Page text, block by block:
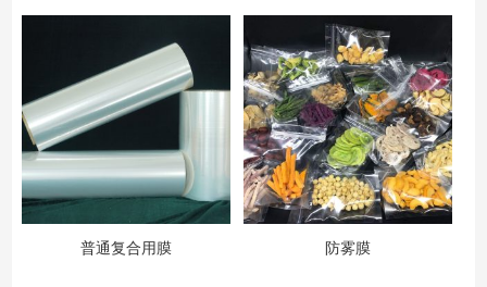
普通复合用膜 防雾膜